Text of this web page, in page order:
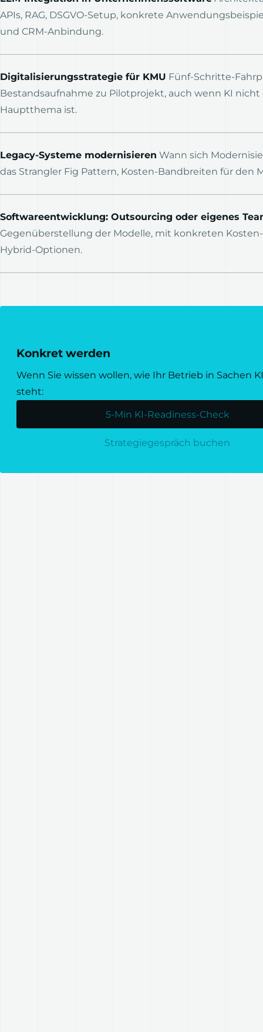
APIs, RAG, DSGVO-Setup, konkrete
und CRM-Anbindung.
Digitalisierungsstrategie für KMU Fünf-Schritte-
Bestandsaufnahme zu Pilotprojekt, auch wenn KI nicht
Hauptthema ist.
Legacy-Systeme modernisieren Wann sich
das Strangler Fig Pattern, Kosten-Bandbreiten für den
Softwareentwicklung: Outsourcing oder eigenes
Gegenüberstellung der Modelle, mit konkreten
Hybrid-Optionen.
Konkret werden
Wenn Sie wissen wollen, wie Ihr Betrieb in Sachen
steht:
5-Min KI-Readiness-Check
Strategiegespräch buchen